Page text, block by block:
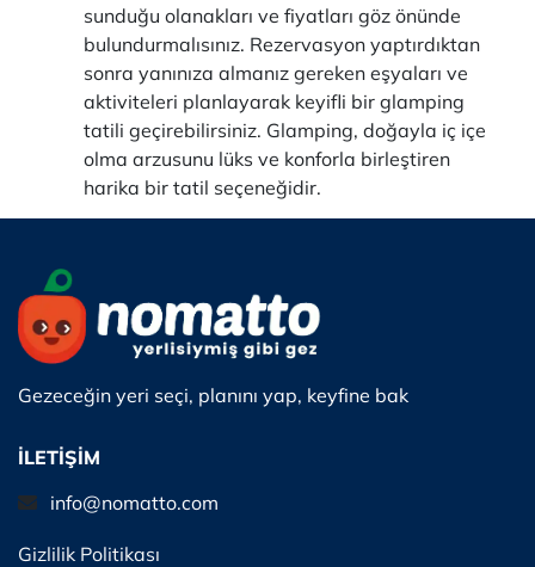
sunduğu olanakları ve fiyatları göz önünde
bulundurmalısınız. Rezervasyon yaptırdıktan
sonra yanınıza almanız gereken eşyaları ve
aktiviteleri planlayarak keyifli bir glamping
tatili geçirebilirsiniz. Glamping, doğayla iç içe
olma arzusunu lüks ve konforla birleştiren
harika bir tatil seçeneğidir.
Gezeceğin yeri seçi, planını yap, keyfine bak
İLETİŞİM
info@nomatto.com
Gizlilik Politikası